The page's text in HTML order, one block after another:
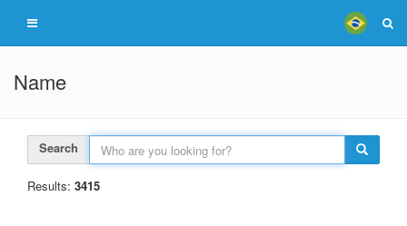
Name
Search
Results: 3415